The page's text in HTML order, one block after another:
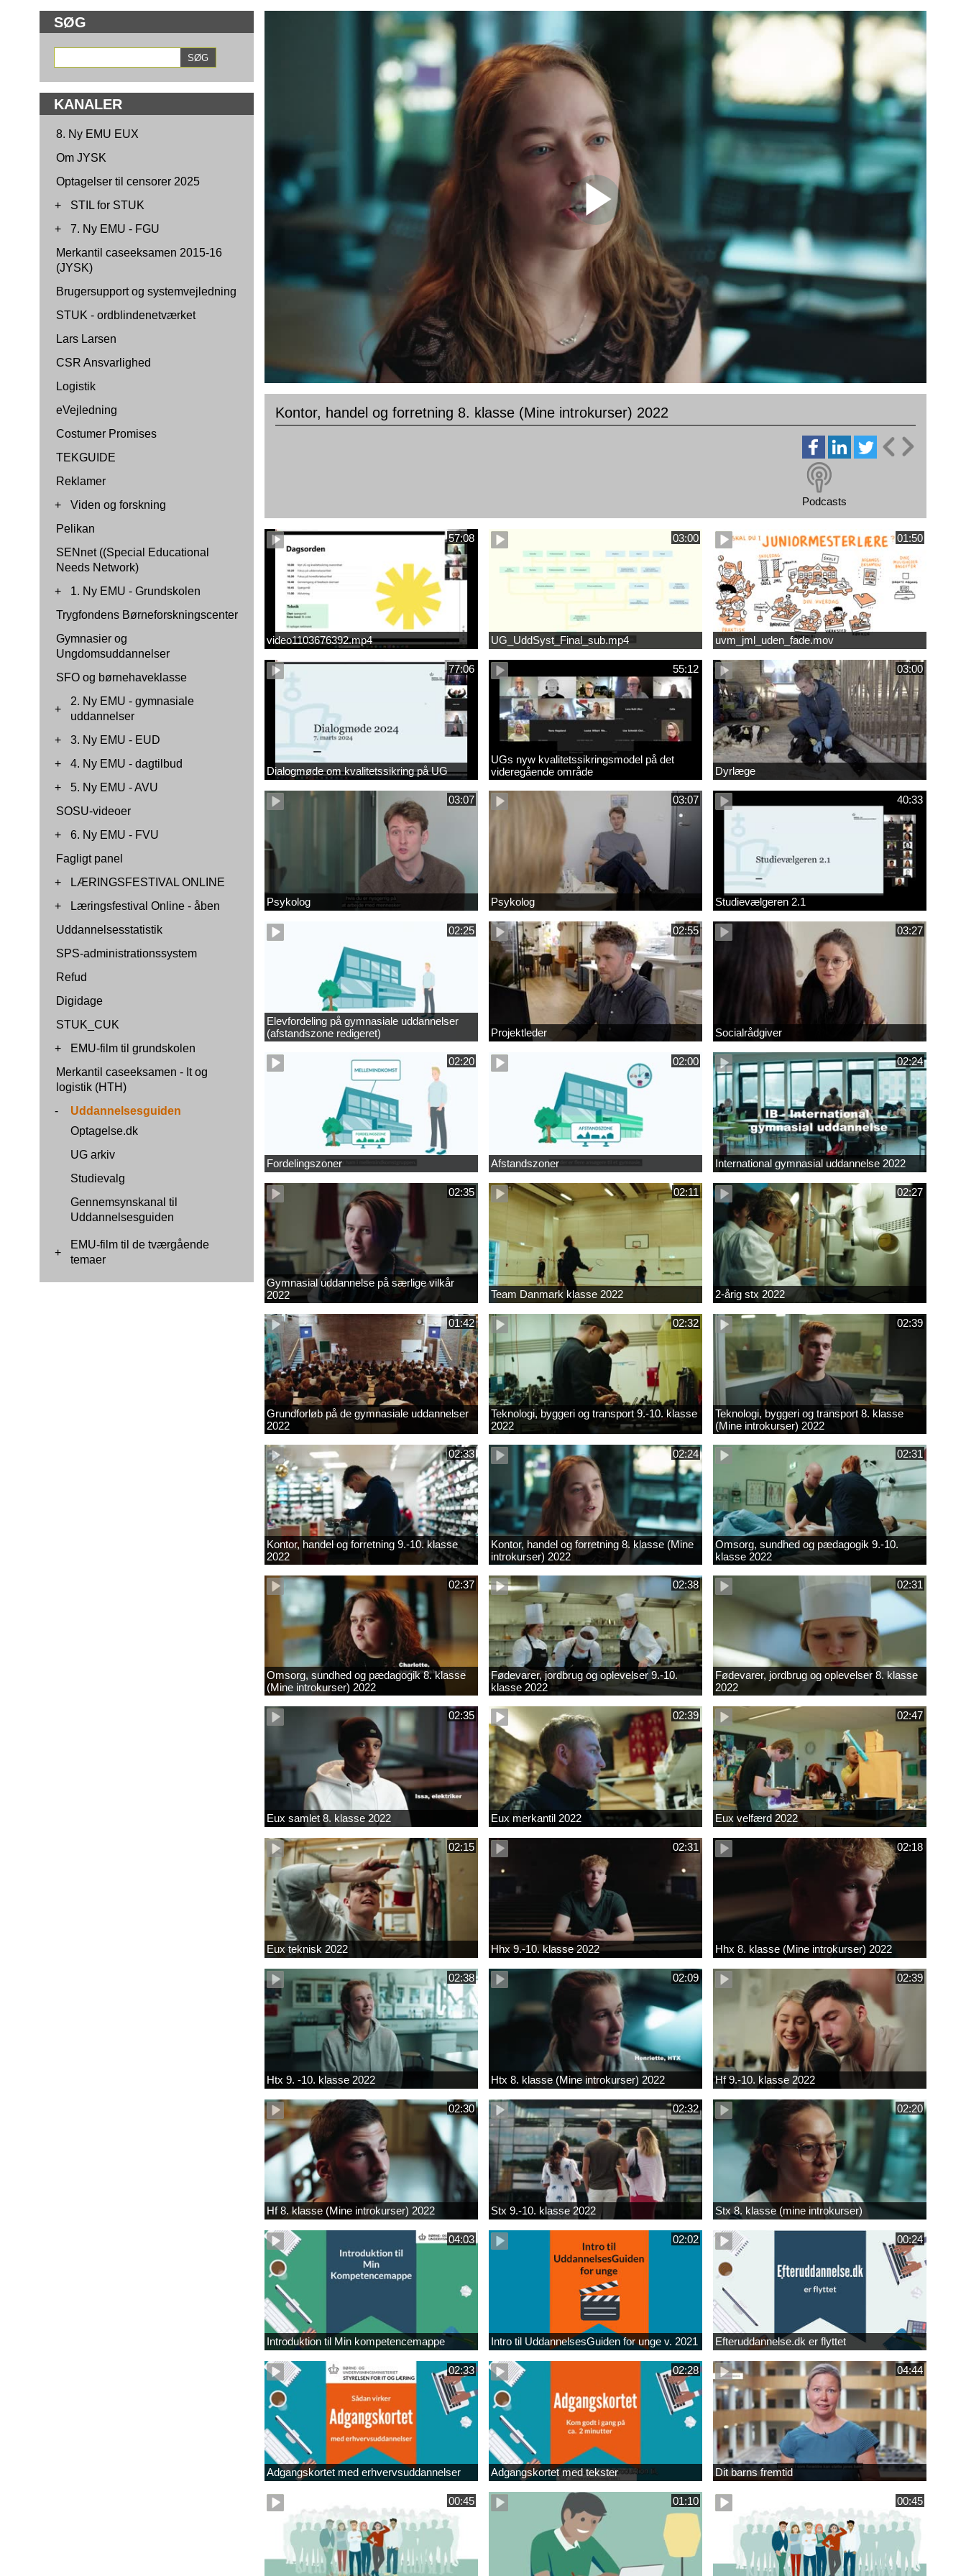
SØG
KANALER
8. Ny EMU EUX
Om JYSK
Optagelser til censorer 2025
+
STIL for STUK
+
7. Ny EMU - FGU
Merkantil caseeksamen 2015-16
(JYSK)
Brugersupport og systemvejledning
STUK - ordblindenetværket
Lars Larsen
CSR Ansvarlighed
Logistik
eVejledning
Costumer Promises
TEKGUIDE
Reklamer
+
Viden og forskning
Pelikan
SENnet ((Special Educational
Needs Network)
+
1. Ny EMU - Grundskolen
Trygfondens Børneforskningscenter
Gymnasier og
Ungdomsuddannelser
SFO og børnehaveklasse
+
2. Ny EMU - gymnasiale
uddannelser
+
3. Ny EMU - EUD
+
4. Ny EMU - dagtilbud
+
5. Ny EMU - AVU
SOSU-videoer
+
6. Ny EMU - FVU
Fagligt panel
+
LÆRINGSFESTIVAL ONLINE
+
Læringsfestival Online - åben
Uddannelsesstatistik
SPS-administrationssystem
Refud
Digidage
STUK_CUK
+
EMU-film til grundskolen
Merkantil caseeksamen - It og
logistik (HTH)
-
Uddannelsesguiden
Optagelse.dk
UG arkiv
Studievalg
Gennemsynskanal til
Uddannelsesguiden
+
EMU-film til de tværgående
temaer
Kontor, handel og forretning 8. klasse (Mine introkurser) 2022
Podcasts
57:08
video1103676392.mp4
03:00
UG_UddSyst_Final_sub.mp4
01:50
uvm_jml_uden_fade.mov
77:06
Dialogmøde om kvalitetssikring på UG
55:12
UGs nyw kvalitetssikringsmodel på det
videregående område
03:00
Dyrlæge
03:07
Psykolog
03:07
Psykolog
40:33
Studievælgeren 2.1
02:25
Elevfordeling på gymnasiale uddannelser
(afstandszone redigeret)
02:55
Projektleder
03:27
Socialrådgiver
02:20
Fordelingszoner
02:00
Afstandszoner
02:24
International gymnasial uddannelse 2022
02:35
Gymnasial uddannelse på særlige vilkår
2022
02:11
Team Danmark klasse 2022
02:27
2-årig stx 2022
01:42
Grundforløb på de gymnasiale uddannelser
2022
02:32
Teknologi, byggeri og transport 9.-10. klasse
2022
02:39
Teknologi, byggeri og transport 8. klasse
(Mine introkurser) 2022
02:33
Kontor, handel og forretning 9.-10. klasse
2022
02:24
Kontor, handel og forretning 8. klasse (Mine
introkurser) 2022
02:31
Omsorg, sundhed og pædagogik 9.-10.
klasse 2022
02:37
Omsorg, sundhed og pædagogik 8. klasse
(Mine introkurser) 2022
02:38
Fødevarer, jordbrug og oplevelser 9.-10.
klasse 2022
02:31
Fødevarer, jordbrug og oplevelser 8. klasse
2022
02:35
Eux samlet 8. klasse 2022
02:39
Eux merkantil 2022
02:47
Eux velfærd 2022
02:15
Eux teknisk 2022
02:31
Hhx 9.-10. klasse 2022
02:18
Hhx 8. klasse (Mine introkurser) 2022
02:38
Htx 9. -10. klasse 2022
02:09
Htx 8. klasse (Mine introkurser) 2022
02:39
Hf 9.-10. klasse 2022
02:30
Hf 8. klasse (Mine introkurser) 2022
02:32
Stx 9.-10. klasse 2022
02:20
Stx 8. klasse (mine introkurser)
04:03
Introduktion til Min kompetencemappe
02:02
Intro til UddannelsesGuiden for unge v. 2021
00:24
Efteruddannelse.dk er flyttet
02:33
Adgangskortet med erhvervsuddannelser
02:28
Adgangskortet med tekster
04:44
Dit barns fremtid
00:45 01:10 00:45